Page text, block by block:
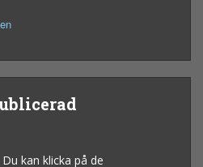
kan klicka på de